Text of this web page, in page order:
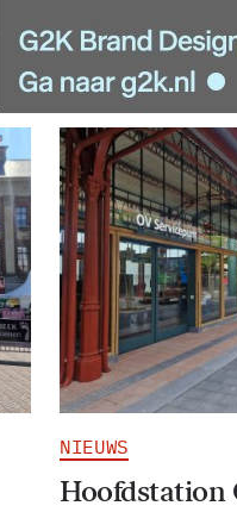
NIEUWS
Hoofdstation